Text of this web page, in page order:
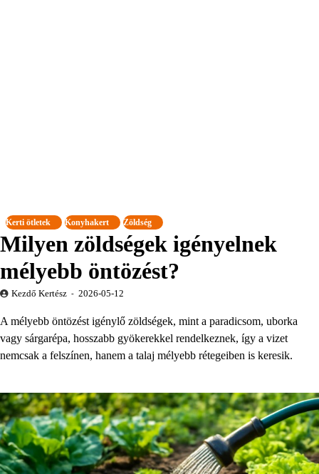
Kerti ötletek Konyhakert Zöldség
Milyen zöldségek igényelnek
mélyebb öntözést?
Kezdő Kertész 2026-05-12
A mélyebb öntözést igénylő zöldségek, mint a paradicsom, uborka
vagy sárgarépa, hosszabb gyökerekkel rendelkeznek, így a vizet
nemcsak a felszínen, hanem a talaj mélyebb rétegeiben is keresik.